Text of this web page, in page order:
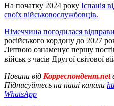
На початку 2024 року Іспанія
своїх військовослужбовців.
Німеччина погодилася
російського кордону до 2027
Литвою ознаменує першу
військ з часів Другої світової
Новини від Корреспондент.net
Підписуйтесь на наші канали
WhatsApp